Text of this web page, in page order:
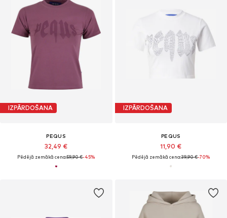
IZPĀRDOŠANA
PEQUS
32,49 €
Pēdējā zemākā cena:59,90 €-45%
IZPĀRDOŠANA
PEQUS
11,90 €
Pēdējā zemākā cena:39,90 €-70%